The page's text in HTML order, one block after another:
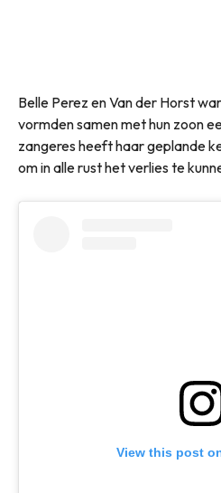
Belle Perez en Van der Horst
vormden samen met hun zoon
zangeres heeft haar geplande
om in alle rust het verlies te
View this post